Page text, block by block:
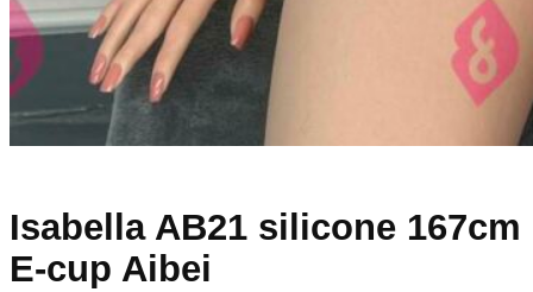
Isabella AB21 silicone 167cm
E-cup Aibei